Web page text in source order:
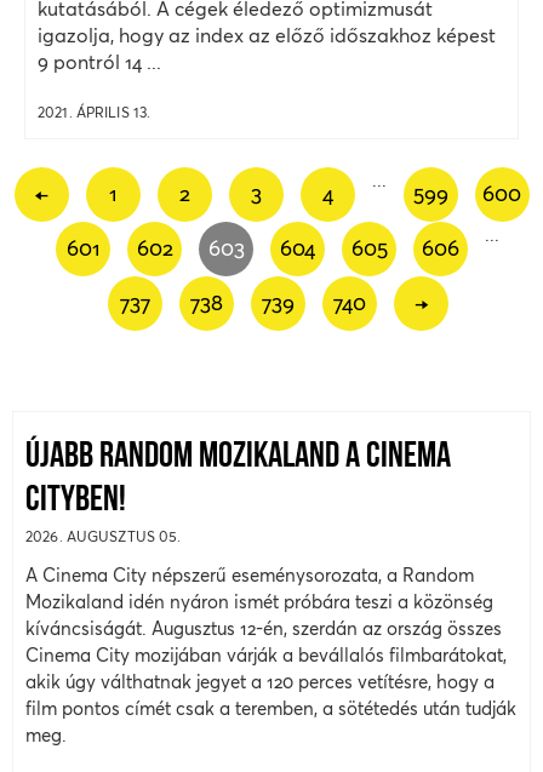
kutatásából. A cégek éledező optimizmusát
igazolja, hogy az index az előző időszakhoz képest
9 pontról 14 ...
2021. ÁPRILIS 13.
← 1 2 3 4 599 600
601 602 603 604 605 606
737 738 739 740 →
ÚJABB RANDOM MOZIKALAND A CINEMA
CITYBEN!
2026. AUGUSZTUS 05.
A Cinema City népszerű eseménysorozata, a Random
Mozikaland idén nyáron ismét próbára teszi a közönség
kíváncsiságát. Augusztus 12-én, szerdán az ország összes
Cinema City mozijában várják a bevállalós filmbarátokat,
akik úgy válthatnak jegyet a 120 perces vetítésre, hogy a
film pontos címét csak a teremben, a sötétedés után tudják
meg.